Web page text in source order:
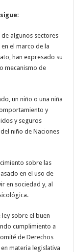
algunos sectores
el marco de la
han expresado su
mecanismo de
un niño o una niña
y
y seguros
niño de Naciones
sobre las
en el uso de
en sociedad y, al
sobre el buen
cumplimiento a
de Derechos
materia legislativa